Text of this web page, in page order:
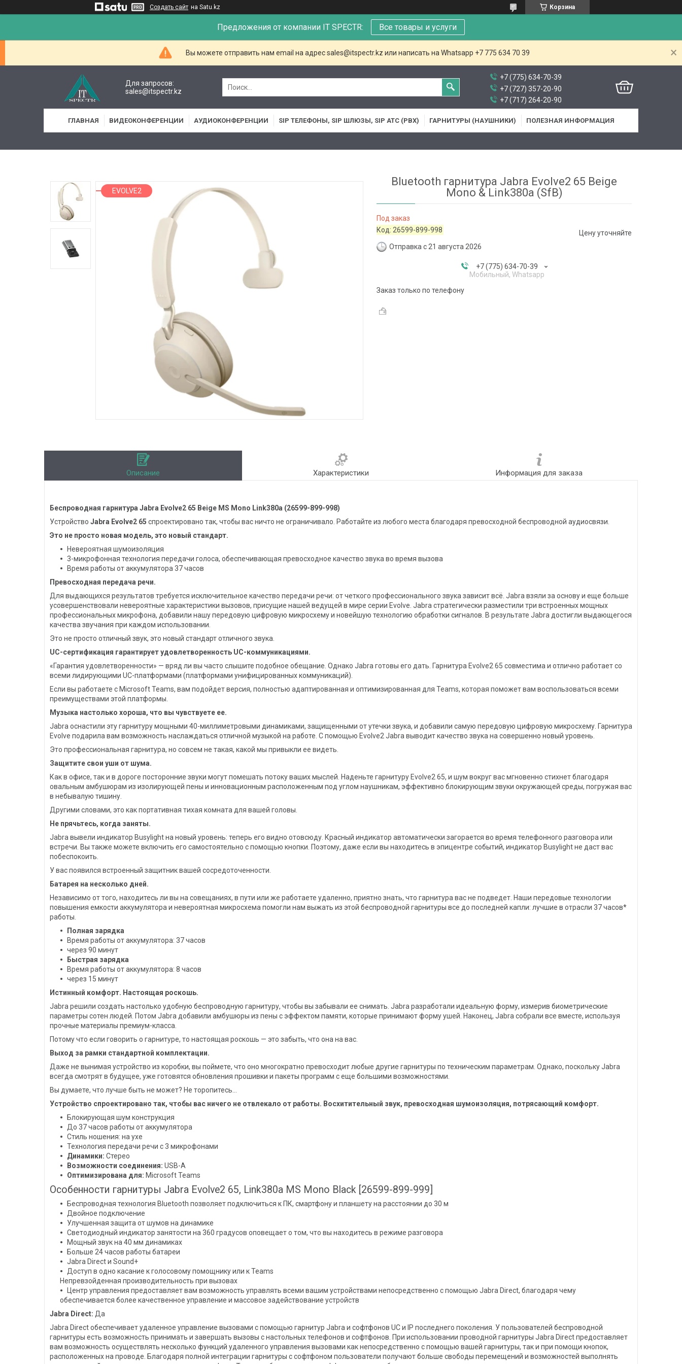
Создать сайт на Satu.kz Корзина
Предложения от компании IT SPECTR: Все товары и услуги
Вы можете отправить нам email на адрес sales@itspectr.kz или написать на Whatsapp +7 775 634 70 39
Для запросов:
sales@itspectr.kz
+7 (775) 634-70-39
+7 (727) 357-20-90
+7 (717) 264-20-90
ГЛАВНАЯ ВИДЕОКОНФЕРЕНЦИИ АУДИОКОНФЕРЕНЦИИ SIP ТЕЛЕФОНЫ, SIP ШЛЮЗЫ, SIP АТС (PBX) ГАРНИТУРЫ (НАУШНИКИ) ПОЛЕЗНАЯ ИНФОРМАЦИЯ
EVOLVE2
Bluetooth гарнитура Jabra Evolve2 65 Beige
Mono & Link380a (SfB)
Под заказ
Код: 26599-899-998
Отправка с 21 августа 2026
Цену уточняйте
+7 (775) 634-70-39
Мобильный, Whatsapp
Заказ только по телефону
Описание Характеристики Информация для заказа
Беспроводная гарнитура Jabra Evolve2 65 Beige MS Mono Link380a (26599-899-998)
Устройство Jabra Evolve2 65 спроектировано так, чтобы вас ничто не ограничивало. Работайте из любого места благодаря превосходной беспроводной аудиосвязи.
Это не просто новая модель, это новый стандарт.
Невероятная шумоизоляция
3-микрофонная технология передачи голоса, обеспечивающая превосходное качество звука во время вызова
Время работы от аккумулятора 37 часов
Превосходная передача речи.
Для выдающихся результатов требуется исключительное качество передачи речи: от четкого профессионального звука зависит всё. Jabra взяли за основу и еще больше
усовершенствовали невероятные характеристики вызовов, присущие нашей ведущей в мире серии Evolve. Jabra стратегически разместили три встроенных мощных
профессиональных микрофона, добавили нашу передовую цифровую микросхему и новейшую технологию обработки сигналов. В результате Jabra достигли выдающегося
качества звучания при каждом использовании.
Это не просто отличный звук, это новый стандарт отличного звука.
UС-сертификация гарантирует удовлетворенность UC-коммуникациями.
«Гарантия удовлетворенности» — вряд ли вы часто слышите подобное обещание. Однако Jabra готовы его дать. Гарнитура Evolve2 65 совместима и отлично работает со
всеми лидирующими UC-платформами (платформами унифицированных коммуникаций).
Если вы работаете с Microsoft Teams, вам подойдет версия, полностью адаптированная и оптимизированная для Teams, которая поможет вам воспользоваться всеми
преимуществами этой платформы.
Музыка настолько хороша, что вы чувствуете ее.
Jabra оснастили эту гарнитуру мощными 40-миллиметровыми динамиками, защищенными от утечки звука, и добавили самую передовую цифровую микросхему. Гарнитура
Evolve подарила вам возможность наслаждаться отличной музыкой на работе. С помощью Evolve2 Jabra выводит качество звука на совершенно новый уровень.
Это профессиональная гарнитура, но совсем не такая, какой мы привыкли ее видеть.
Защитите свои уши от шума.
Как в офисе, так и в дороге посторонние звуки могут помешать потоку ваших мыслей. Наденьте гарнитуру Evolve2 65, и шум вокруг вас мгновенно стихнет благодаря
овальным амбушюрам из изолирующей пены и инновационным расположенным под углом наушникам, эффективно блокирующим звуки окружающей среды, погружая вас
в небывалую тишину.
Другими словами, это как портативная тихая комната для вашей головы.
Не прячьтесь, когда заняты.
Jabra вывели индикатор Busylight на новый уровень: теперь его видно отовсюду. Красный индикатор автоматически загорается во время телефонного разговора или
встречи. Вы также можете включить его самостоятельно с помощью кнопки. Поэтому, даже если вы находитесь в эпицентре событий, индикатор Busylight не даст вас
побеспокоить.
У вас появился встроенный защитник вашей сосредоточенности.
Батарея на несколько дней.
Независимо от того, находитесь ли вы на совещаниях, в пути или же работаете удаленно, приятно знать, что гарнитура вас не подведет. Наши передовые технологии
повышения емкости аккумулятора и невероятная микросхема помогли нам выжать из этой беспроводной гарнитуры все до последней капли: лучшие в отрасли 37 часов*
работы.
Полная зарядка
Время работы от аккумулятора: 37 часов
через 90 минут
Быстрая зарядка
Время работы от аккумулятора: 8 часов
через 15 минут
Истинный комфорт. Настоящая роскошь.
Jabra решили создать настолько удобную беспроводную гарнитуру, чтобы вы забывали ее снимать. Jabra разработали идеальную форму, измерив биометрические
параметры сотен людей. Потом Jabra добавили амбушюры из пены с эффектом памяти, которые принимают форму ушей. Наконец, Jabra собрали все вместе, используя
прочные материалы премиум-класса.
Потому что если говорить о гарнитуре, то настоящая роскошь — это забыть, что она на вас.
Выход за рамки стандартной комплектации.
Даже не вынимая устройство из коробки, вы поймете, что оно многократно превосходит любые другие гарнитуры по техническим параметрам. Однако, поскольку Jabra
всегда смотрят в будущее, уже готовятся обновления прошивки и пакеты программ с еще большими возможностями.
Вы думаете, что лучше быть не может? Не торопитесь…
Устройство спроектировано так, чтобы вас ничего не отвлекало от работы. Восхитительный звук, превосходная шумоизоляция, потрясающий комфорт.
Блокирующая шум конструкция
До 37 часов работы от аккумулятора
Стиль ношения: на ухе
Технология передачи речи с 3 микрофонами
Динамики: Стерео
Возможности соединения: USB-A
Оптимизирована для: Microsoft Teams
Особенности гарнитуры Jabra Evolve2 65, Link380a MS Mono Black [26599-899-999]
Беспроводная технология Bluetooth позволяет подключиться к ПК, смартфону и планшету на расстоянии до 30 м
Двойное подключение
Улучшенная защита от шумов на динамике
Светодиодный индикатор занятости на 360 градусов оповещает о том, что вы находитесь в режиме разговора
Мощный звук на 40 мм динамиках
Больше 24 часов работы батареи
Jabra Direct и Sound+
Доступ в одно касание к голосовому помощнику или к Teams
Непревзойденная производительность при вызовах
Центр управления предоставляет вам возможность управлять всеми вашим устройствами непосредственно с помощью Jabra Direct, благодаря чему
обеспечивается более качественное управление и массовое задействование устройств
Jabra Direct: Да
Jabra Direct обеспечивает удаленное управление вызовами с помощью гарнитур Jabra и софтфонов UC и IP последнего поколения. У пользователей беспроводной
гарнитуры есть возможность принимать и завершать вызовы с настольных телефонов и софтфонов. При использовании проводной гарнитуры Jabra Direct предоставляет
вам возможность осуществлять несколько функций удаленного управления вызовами как непосредственно с помощью вашей гарнитуры, так и при помощи кнопок,
расположенных на проводе. Благодаря полной интеграции гарнитуры с софтфоном пользователи получают больше свободы перемещений и возможностей выполнять